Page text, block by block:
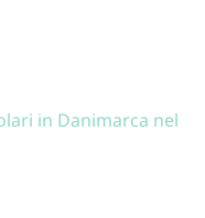
in Danimarca nel